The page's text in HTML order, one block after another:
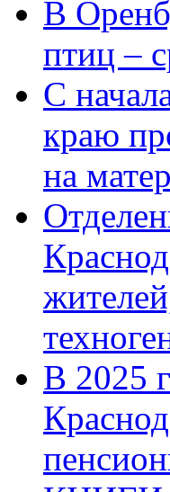
В
птиц –
С
краю
на
В 2025